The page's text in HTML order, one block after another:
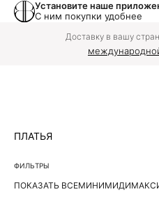
Установите наше
С ним покупки удобнее
Доставку в вашу
ПЛАТЬЯ
ФИЛЬТРЫ
ПОКАЗАТЬ ВСЕМИНИМИДИ